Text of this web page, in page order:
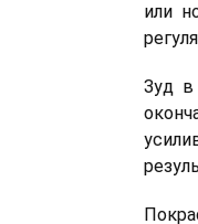
или
Зуд в